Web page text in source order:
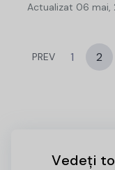
Actualizat 06 mai,
PREV 1 2
Vedeți